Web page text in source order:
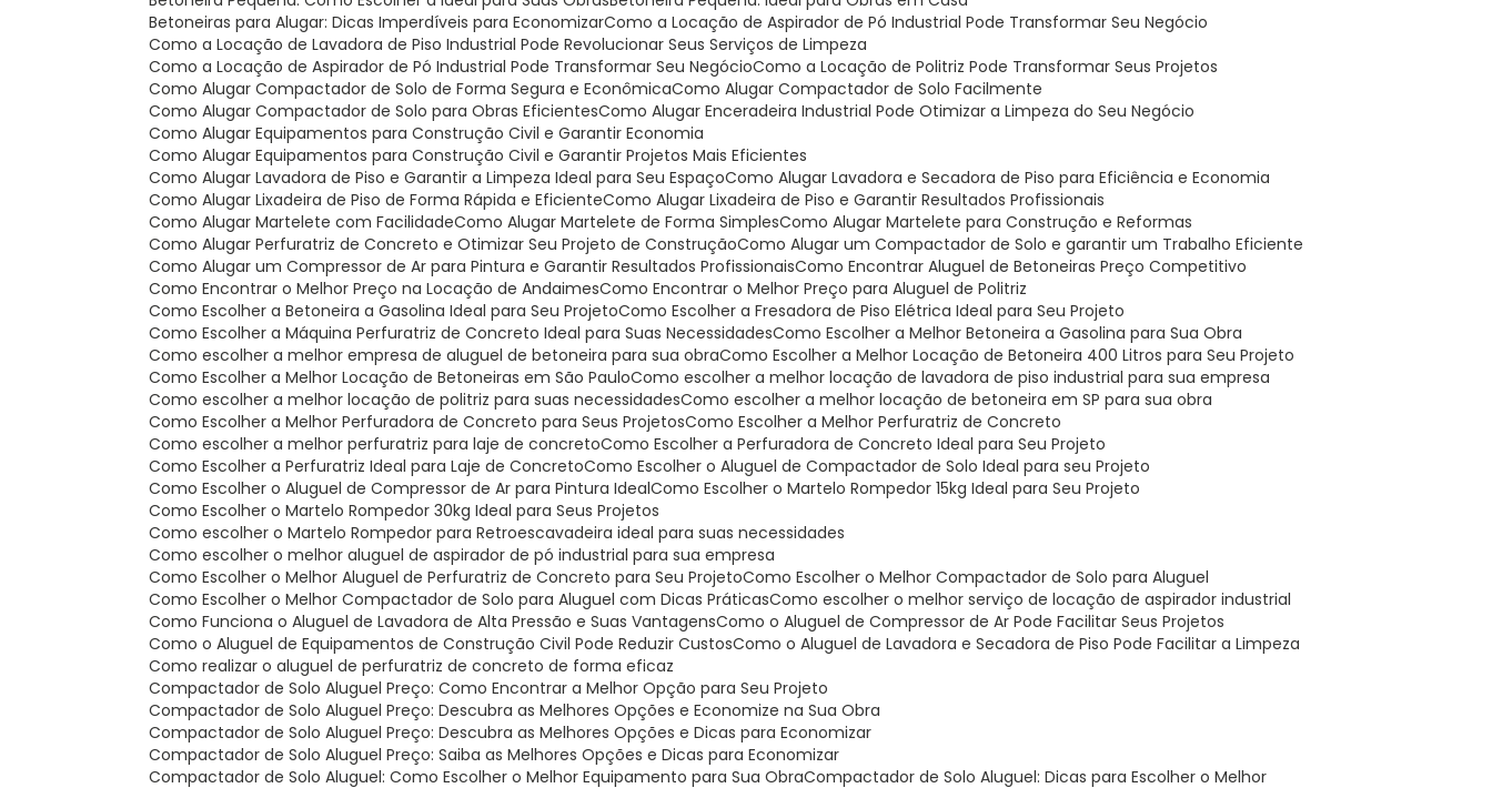
Betoneiras para Alugar: Dicas Imperdíveis para Economizar Como a Locação de Aspirador de Pó Industrial Pode Transformar Seu Negócio
Como a Locação de Lavadora de Piso Industrial Pode Revolucionar Seus Serviços de Limpeza
Como a Locação de Aspirador de Pó Industrial Pode Transformar Seu Negócio Como a Locação de Politriz Pode Transformar Seus Projetos
Como Alugar Compactador de Solo de Forma Segura e Econômica Como Alugar Compactador de Solo Facilmente
Como Alugar Compactador de Solo para Obras Eficientes Como Alugar Enceradeira Industrial Pode Otimizar a Limpeza do Seu Negócio
Como Alugar Equipamentos para Construção Civil e Garantir Economia
Como Alugar Equipamentos para Construção Civil e Garantir Projetos Mais Eficientes
Como Alugar Lavadora de Piso e Garantir a Limpeza Ideal para Seu Espaço Como Alugar Lavadora e Secadora de Piso para Eficiência e Economia
Como Alugar Lixadeira de Piso de Forma Rápida e Eficiente Como Alugar Lixadeira de Piso e Garantir Resultados Profissionais
Como Alugar Martelete com Facilidade Como Alugar Martelete de Forma Simples Como Alugar Martelete para Construção e Reformas
Como Alugar Perfuratriz de Concreto e Otimizar Seu Projeto de Construção Como Alugar um Compactador de Solo e garantir um Trabalho Eficiente
Como Alugar um Compressor de Ar para Pintura e Garantir Resultados Profissionais Como Encontrar Aluguel de Betoneiras Preço Competitivo
Como Encontrar o Melhor Preço na Locação de Andaimes Como Encontrar o Melhor Preço para Aluguel de Politriz
Como Escolher a Betoneira a Gasolina Ideal para Seu Projeto Como Escolher a Fresadora de Piso Elétrica Ideal para Seu Projeto
Como Escolher a Máquina Perfuratriz de Concreto Ideal para Suas Necessidades Como Escolher a Melhor Betoneira a Gasolina para Sua Obra
Como escolher a melhor empresa de aluguel de betoneira para sua obra Como Escolher a Melhor Locação de Betoneira 400 Litros para Seu Projeto
Como Escolher a Melhor Locação de Betoneiras em São Paulo Como escolher a melhor locação de lavadora de piso industrial para sua empresa
Como escolher a melhor locação de politriz para suas necessidades Como escolher a melhor locação de betoneira em SP para sua obra
Como Escolher a Melhor Perfuradora de Concreto para Seus Projetos Como Escolher a Melhor Perfuratriz de Concreto
Como escolher a melhor perfuratriz para laje de concreto Como Escolher a Perfuradora de Concreto Ideal para Seu Projeto
Como Escolher a Perfuratriz Ideal para Laje de Concreto Como Escolher o Aluguel de Compactador de Solo Ideal para seu Projeto
Como Escolher o Aluguel de Compressor de Ar para Pintura Ideal Como Escolher o Martelo Rompedor 15kg Ideal para Seu Projeto
Como Escolher o Martelo Rompedor 30kg Ideal para Seus Projetos
Como escolher o Martelo Rompedor para Retroescavadeira ideal para suas necessidades
Como escolher o melhor aluguel de aspirador de pó industrial para sua empresa
Como Escolher o Melhor Aluguel de Perfuratriz de Concreto para Seu Projeto Como Escolher o Melhor Compactador de Solo para Aluguel
Como Escolher o Melhor Compactador de Solo para Aluguel com Dicas Práticas Como escolher o melhor serviço de locação de aspirador industrial
Como Funciona o Aluguel de Lavadora de Alta Pressão e Suas Vantagens Como o Aluguel de Compressor de Ar Pode Facilitar Seus Projetos
Como o Aluguel de Equipamentos de Construção Civil Pode Reduzir Custos Como o Aluguel de Lavadora e Secadora de Piso Pode Facilitar a Limpeza
Como realizar o aluguel de perfuratriz de concreto de forma eficaz
Compactador de Solo Aluguel Preço: Como Encontrar a Melhor Opção para Seu Projeto
Compactador de Solo Aluguel Preço: Descubra as Melhores Opções e Economize na Sua Obra
Compactador de Solo Aluguel Preço: Descubra as Melhores Opções e Dicas para Economizar
Compactador de Solo Aluguel Preço: Saiba as Melhores Opções e Dicas para Economizar
Compactador de Solo Aluguel: Como Escolher o Melhor Equipamento para Sua Obra Compactador de Solo Aluguel: Dicas para Escolher o Melhor